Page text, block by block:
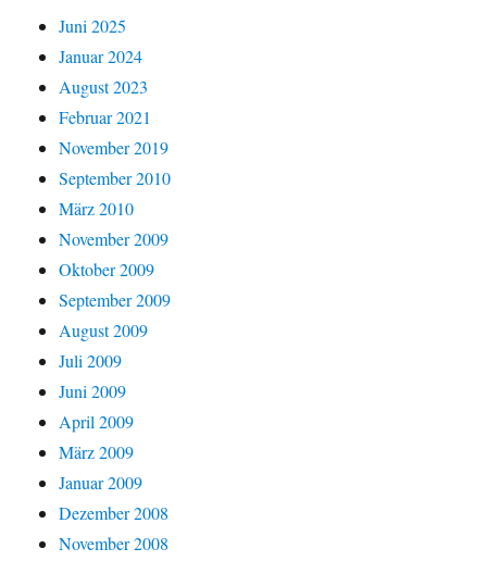
Juni 2025
Januar 2024
August 2023
Februar 2021
November 2019
September 2010
März 2010
November 2009
Oktober 2009
September 2009
August 2009
Juli 2009
Juni 2009
April 2009
März 2009
Januar 2009
Dezember 2008
November 2008